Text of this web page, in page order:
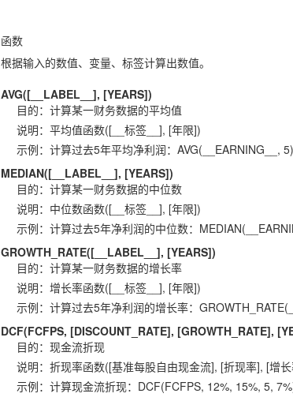
函数
根据输入的数值、变量、标签计算出数值。
AVG([__LABEL__], [YEARS])
目的： 计算某一财务数据的平均值
说明： 平均值函数([__标签__], [年限])
示例： 计算过去5年平均净利润：AVG(__EARNING__, 5)
MEDIAN([__LABEL__], [YEARS])
目的： 计算某一财务数据的中位数
说明： 中位数函数([__标签__], [年限])
示例： 计算过去5年净利润的中位数：
GROWTH_RATE([__LABEL__], [YEARS])
目的： 计算某一财务数据的增长率
说明： 增长率函数([__标签__], [年限])
示例： 计算过去5年净利润的增长率：
DCF(FCFPS, [DISCOUNT_RATE], [GROWTH_RATE],
目的： 现金流折现
说明： 折现率函数([基准每股自由现金流], [折现率], [增
示例： 计算现金流折现：DCF(FCFPS, 12%, 15%, 5,